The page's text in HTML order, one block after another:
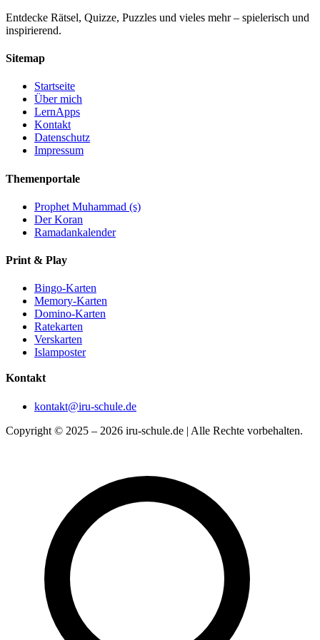
Entdecke Rätsel, Quizze, Puzzles und vieles mehr – spielerisch und
inspirierend.
Sitemap
Startseite
Über mich
LernApps
Kontakt
Datenschutz
Impressum
Themenportale
Prophet Muhammad (s)
Der Koran
Ramadankalender
Print & Play
Bingo-Karten
Memory-Karten
Domino-Karten
Ratekarten
Verskarten
Islamposter
Kontakt
kontakt@iru-schule.de
Copyright © 2025 – 2026 iru-schule.de | Alle Rechte vorbehalten.